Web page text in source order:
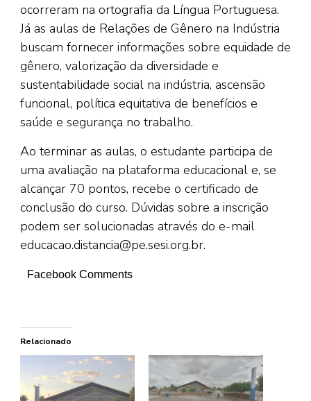
ocorreram na ortografia da Língua Portuguesa.
Já as aulas de Relações de Gênero na Indústria
buscam fornecer informações sobre equidade de
gênero, valorização da diversidade e
sustentabilidade social na indústria, ascensão
funcional, política equitativa de benefícios e
saúde e segurança no trabalho.
Ao terminar as aulas, o estudante participa de
uma avaliação na plataforma educacional e, se
alcançar 70 pontos, recebe o certificado de
conclusão do curso. Dúvidas sobre a inscrição
podem ser solucionadas através do e-mail
educacao.distancia@pe.sesi.org.br.
Facebook Comments
Relacionado